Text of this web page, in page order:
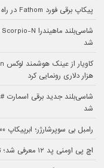
پیکاپ برقی فورد Fathom در راه است؛ اما چرا با نام فانتوم؟
شد
هزار دلاری رونمایی کرد
شد
رامبل بی سوپرشارژر؛ ابرپیکاپ ۹۰۰ اسب بخاری رم وارد میدان شد
اچ پی اومنی پد ۱۲ معرفی شد؛ تبلت هیبریدی با قابلیت تبدیل به لپ‌تاپ